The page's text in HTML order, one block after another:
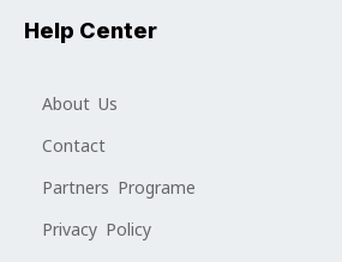
Help Center
About Us
Contact
Partners Programe
Privacy Policy